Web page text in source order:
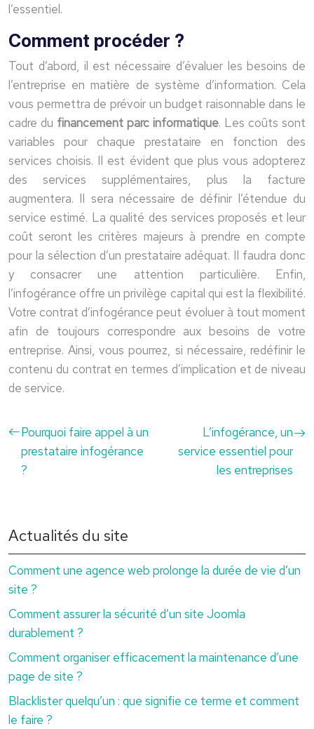
l’essentiel.
Comment procéder ?
Tout d’abord, il est nécessaire d’évaluer les besoins de
l’entreprise en matière de système d’information. Cela
vous permettra de prévoir un budget raisonnable dans le
cadre du financement parc informatique. Les coûts sont
variables pour chaque prestataire en fonction des
services choisis. Il est évident que plus vous adopterez
des services supplémentaires, plus la facture
augmentera. Il sera nécessaire de définir l’étendue du
service estimé. La qualité des services proposés et leur
coût seront les critères majeurs à prendre en compte
pour la sélection d’un prestataire adéquat. Il faudra donc
y consacrer une attention particulière. Enfin,
l’infogérance offre un privilège capital qui est la flexibilité.
Votre contrat d’infogérance peut évoluer à tout moment
afin de toujours correspondre aux besoins de votre
entreprise. Ainsi, vous pourrez, si nécessaire, redéfinir le
contenu du contrat en termes d’implication et de niveau
de service.
Pourquoi faire appel à un
prestataire infogérance
?
L’infogérance, un
service essentiel pour
les entreprises
Actualités du site
Comment une agence web prolonge la durée de vie d’un
site ?
Comment assurer la sécurité d’un site Joomla
durablement ?
Comment organiser efficacement la maintenance d’une
page de site ?
Blacklister quelqu’un : que signifie ce terme et comment
le faire ?